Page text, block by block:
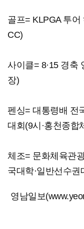
골프= KLPGA 투
CC)
사이클= 8·15 경축
장)
펜싱= 대통령배 전
대회(9시·홍천종합
체조= 문화체육관
국대학·일반선수권
영남일보